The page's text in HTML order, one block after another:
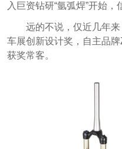
入巨资钻研“氩弧焊”开始，
远的不说，仅近几年
车展创新设计奖，自主品
获奖常客。